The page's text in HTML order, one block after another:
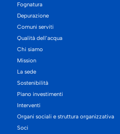
Fognatura
Depurazione
Comuni serviti
Qualità dell’acqua
Chi siamo
Mission
La sede
Sostenibilità
Piano investimenti
Interventi
Organi sociali e struttura organizzativa
Soci